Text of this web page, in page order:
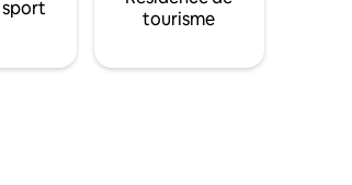
sport
tourisme